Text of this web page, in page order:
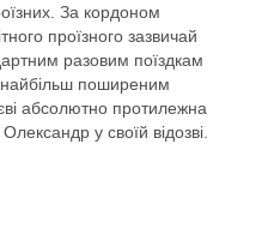
За кордоном
проїзного зазвичай
разовим поїздкам
найбільш поширеним
абсолютно протилежна
у своїй відозві.